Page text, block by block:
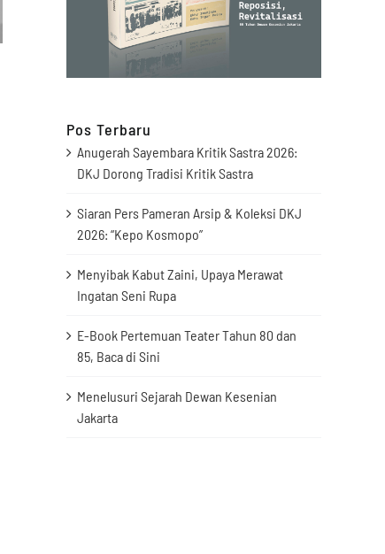
Pos Terbaru
Anugerah Sayembara Kritik Sastra 2026:
DKJ Dorong Tradisi Kritik Sastra
Siaran Pers Pameran Arsip & Koleksi DKJ
2026: “Kepo Kosmopo”
Menyibak Kabut Zaini, Upaya Merawat
Ingatan Seni Rupa
E-Book Pertemuan Teater Tahun 80 dan
85, Baca di Sini
Menelusuri Sejarah Dewan Kesenian
Jakarta